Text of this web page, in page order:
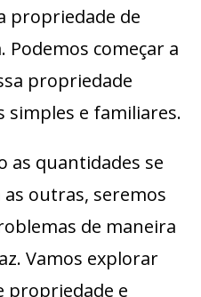
propriedade de
Podemos começar a
propriedade
simples e familiares.
as quantidades se
outras, seremos
de maneira
Vamos explorar
propriedade e